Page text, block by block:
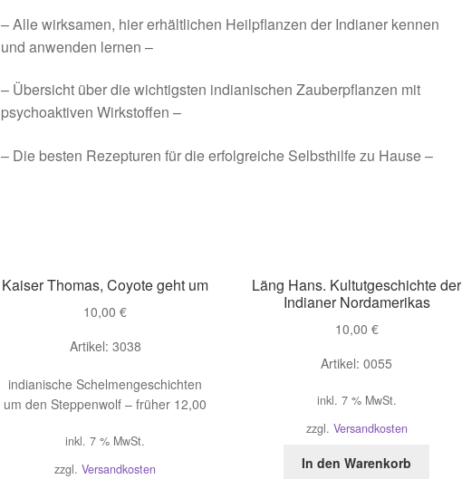
– Alle wirksamen, hier erhältlichen Heilpflanzen der Indianer kennen
und anwenden lernen –
– Übersicht über die wichtigsten indianischen Zauberpflanzen mit
psychoaktiven Wirkstoffen –
– Die besten Rezepturen für die erfolgreiche Selbsthilfe zu Hause –
Kaiser Thomas, Coyote geht um
10,00€
Artikel: 3038
indianische Schelmengeschichten
um den Steppenwolf – früher 12,00
inkl. 7 % MwSt.
zzgl.Versandkosten
Läng Hans. Kultutgeschichte der
Indianer Nordamerikas
10,00 €
Artikel: 0055
inkl. 7 % MwSt.
zzgl. Versandkosten
In den Warenkorb